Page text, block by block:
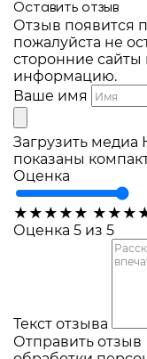
Оставить отзыв
Отзыв появится
пожалуйста не
сторонние
информацию.
Ваше имя
Загрузить медиа
показаны
Оценка
★ ★ ★ ★ ★ ★ ★ ★
Оценка 5 из 5
Текст отзыва
Отправить отзыв